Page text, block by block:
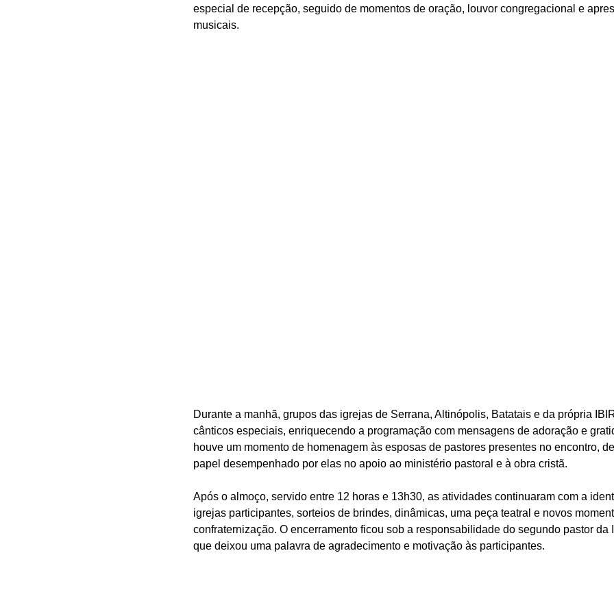
especial de recepção, seguido de momentos de oração, louvor congregacional e
musicais.
Durante a manhã, grupos das igrejas de Serrana, Altinópolis, Batatais e da própria
cânticos especiais, enriquecendo a programação com mensagens de adoração e
houve um momento de homenagem às esposas de pastores presentes no encontro,
papel desempenhado por elas no apoio ao ministério pastoral e à obra cristã.
Após o almoço, servido entre 12 horas e 13h30, as atividades continuaram com a
igrejas participantes, sorteios de brindes, dinâmicas, uma peça teatral e novos
confraternização. O encerramento ficou sob a responsabilidade do segundo pastor da
que deixou uma palavra de agradecimento e motivação às participantes.